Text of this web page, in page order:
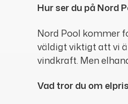
Hur ser du på Nord
Nord Pool kommer
väldigt viktigt att vi
vindkraft. Men
Vad tror du om